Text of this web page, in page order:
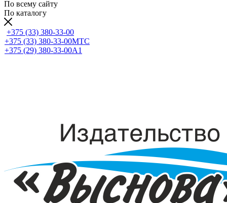
По всему сайту
По каталогу
+375 (33) 380-33-00
+375 (33) 380-33-00МТС
+375 (29) 380-33-00А1